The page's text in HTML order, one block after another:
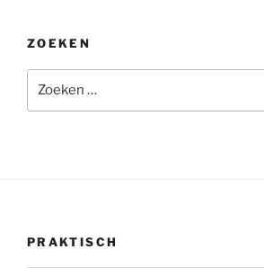
ZOEKEN
naar:
PRAKTISCH